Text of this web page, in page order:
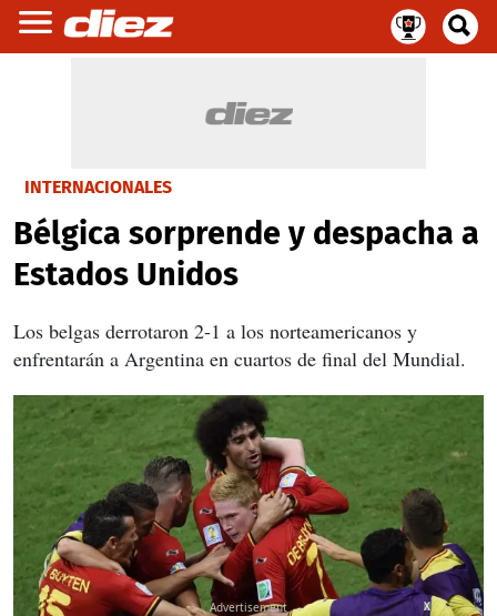
INTERNACIONALES
Bélgica sorprende y despacha a
Estados Unidos
Los belgas derrotaron 2-1 a los norteamericanos y
enfrentarán a Argentina en cuartos de final del Mundial.
X